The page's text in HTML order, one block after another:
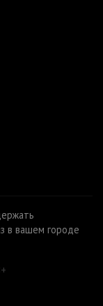
в вашем городе